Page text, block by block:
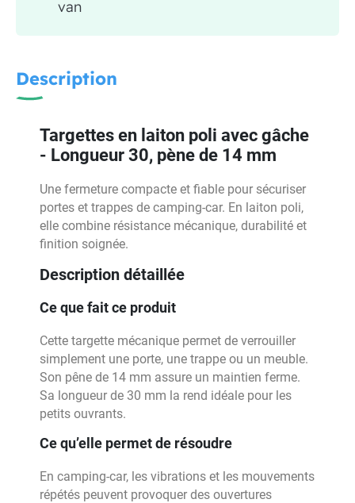
van
Description
Targettes en laiton poli avec gâche
- Longueur 30, pène de 14 mm
Une fermeture compacte et fiable pour sécuriser
portes et trappes de camping-car. En laiton poli,
elle combine résistance mécanique, durabilité et
finition soignée.
Description détaillée
Ce que fait ce produit
Cette targette mécanique permet de verrouiller
simplement une porte, une trappe ou un meuble.
Son pêne de 14 mm assure un maintien ferme.
Sa longueur de 30 mm la rend idéale pour les
petits ouvrants.
Ce qu’elle permet de résoudre
En camping-car, les vibrations et les mouvements
répétés peuvent provoquer des ouvertures